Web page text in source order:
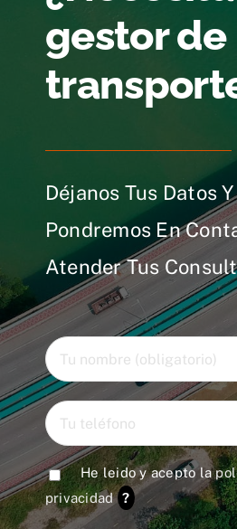
gestor de
Déjanos Tus Datos
Pondremos En
Atender Tus
He leido y acepto la
privacidad ?